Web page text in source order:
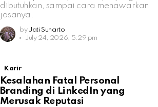
dibutuhkan, sampai cara menawarkan
jasanya.
by Jati Sunarto
July 24, 2026, 5:29 pm
Karir
Kesalahan Fatal Personal
Branding di LinkedIn yang
Merusak Reputasi